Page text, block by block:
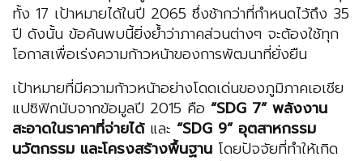
ทั้ง 17 เป้าหมายได้ในปี 2065 ซึ่งช้ากว่าที่กำหนดไว้ถึง 35
ปี ดังนั้น ข้อค้นพบนี้ยิ่งย้ำว่าภาคส่วนต่างๆ จะต้องใช้ทุก
โอกาสเพื่อเร่งความก้าวหน้าของการพัฒนาที่ยั่งยืน
เป้าหมายที่มีความก้าวหน้าอย่างโดดเด่นของภูมิภาคเอเชีย
แปซิฟิกนับจากข้อมูลปี 2015 คือ “SDG 7” พลังงาน
สะอาดในราคาที่จ่ายได้และ “SDG 9” อุตสาหกรรม
นวัตกรรม และโครงสร้างพื้นฐาน โดยปัจจัยที่ทำให้เกิด